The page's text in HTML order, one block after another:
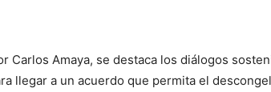
Carlos Amaya, se destaca los diálogos
llegar a un acuerdo que permita el